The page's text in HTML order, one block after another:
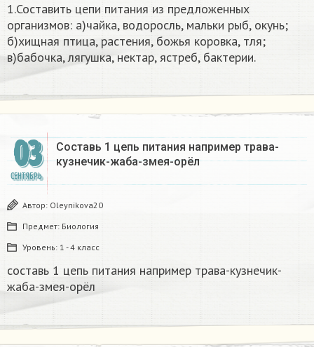
1.Составить цепи питания из предложенных
организмов: а)чайка, водоросль, мальки рыб, окунь;
б)хищная птица, растения, божья коровка, тля;
в)бабочка, лягушка, нектар, ястреб, бактерии.
03
СЕНТЯБРЬ
Составь 1 цепь питания например трава-
кузнечик-жаба-змея-орёл​
Автор: Oleynikova20
Предмет: Биология
Уровень: 1 - 4 класс
составь 1 цепь питания например трава-кузнечик-
жаба-змея-орёл​